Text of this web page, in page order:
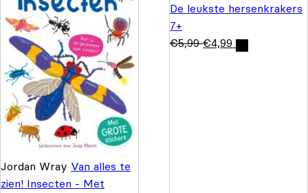
Jordan Wray Van alles te
zien! Insecten - Met
De leukste hersenkrakers
7+
€5,99 €4,99